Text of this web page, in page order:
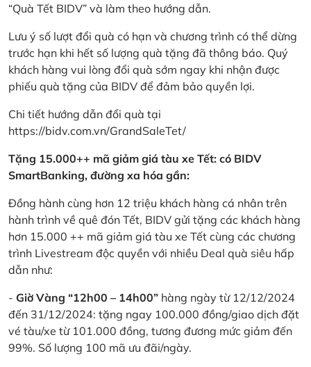
“Quà Tết BIDV” và làm theo hướng dẫn.
Lưu ý số lượt đổi quà có hạn và chương trình có thể dừng
trước hạn khi hết số lượng quà tặng đã thông báo. Quý
khách hàng vui lòng đổi quà sớm ngay khi nhận được
phiếu quà tặng của BIDV để đảm bảo quyền lợi.
Chi tiết hướng dẫn đổi quà tại
https://bidv.com.vn/GrandSaleTet/
Tặng 15.000++ mã giảm giá tàu xe Tết: có BIDV
SmartBanking, đường xa hóa gần:
Đồng hành cùng hơn 12 triệu khách hàng cá nhân trên
hành trình về quê đón Tết, BIDV gửi tặng các khách hàng
hơn 15.000 ++ mã giảm giá tàu xe Tết cùng các chương
trình Livestream độc quyền với nhiều Deal quà siêu hấp
dẫn như:
- Giờ Vàng “12h00 – 14h00” hàng ngày từ 12/12/2024
đến 31/12/2024: tặng ngay 100.000 đồng/giao dịch đặt
vé tàu/xe từ 101.000 đồng, tương đương mức giảm đến
99%. Số lượng 100 mã ưu đãi/ngày.